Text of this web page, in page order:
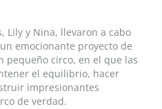
Lily y Nina, llevaron a cabo
emocionante proyecto de
pequeño circo, en el que las
el equilibrio, hacer
impresionantes
de verdad.